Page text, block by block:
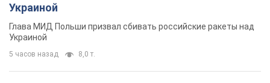
Украиной
Глава МИД Польши призвал сбивать российские ракеты над
Украиной
5 часов назад 8,0 т.